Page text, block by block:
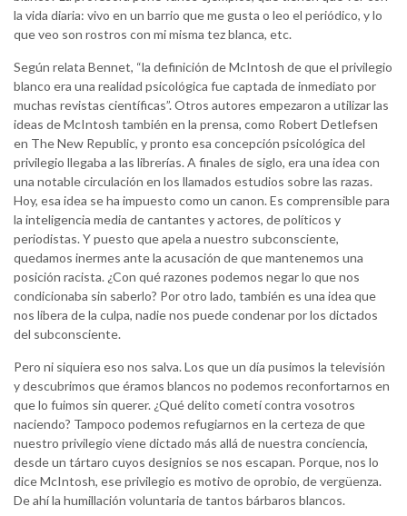
la vida diaria: vivo en un barrio que me gusta o leo el periódico, y lo
que veo son rostros con mi misma tez blanca, etc.
Según relata Bennet, “la definición de McIntosh de que el privilegio
blanco era una realidad psicológica fue captada de inmediato por
muchas revistas científicas”. Otros autores empezaron a utilizar las
ideas de McIntosh también en la prensa, como Robert Detlefsen
en The New Republic, y pronto esa concepción psicológica del
privilegio llegaba a las librerías. A finales de siglo, era una idea con
una notable circulación en los llamados estudios sobre las razas.
Hoy, esa idea se ha impuesto como un canon. Es comprensible para
la inteligencia media de cantantes y actores, de políticos y
periodistas. Y puesto que apela a nuestro subconsciente,
quedamos inermes ante la acusación de que mantenemos una
posición racista. ¿Con qué razones podemos negar lo que nos
condicionaba sin saberlo? Por otro lado, también es una idea que
nos libera de la culpa, nadie nos puede condenar por los dictados
del subconsciente.
Pero ni siquiera eso nos salva. Los que un día pusimos la televisión
y descubrimos que éramos blancos no podemos reconfortarnos en
que lo fuimos sin querer. ¿Qué delito cometí contra vosotros
naciendo? Tampoco podemos refugiarnos en la certeza de que
nuestro privilegio viene dictado más allá de nuestra conciencia,
desde un tártaro cuyos designios se nos escapan. Porque, nos lo
dice McIntosh, ese privilegio es motivo de oprobio, de vergüenza.
De ahí la humillación voluntaria de tantos bárbaros blancos.